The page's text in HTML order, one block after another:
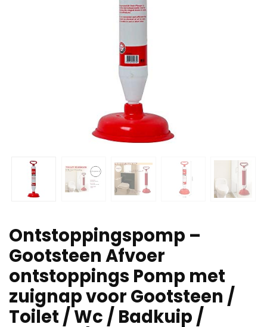
Ontstoppingspomp –
Gootsteen Afvoer
ontstoppings Pomp met
zuignap voor Gootsteen /
Toilet / Wc / Badkuip /